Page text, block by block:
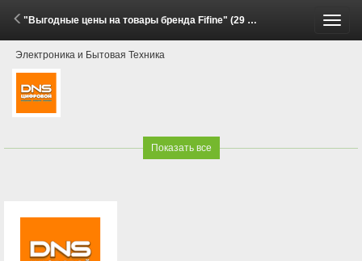
"Выгодные цены на товары бренда Fifine" (29 Мая - 15 Июня 2026)
Электроника и Бытовая Техника
Показать все